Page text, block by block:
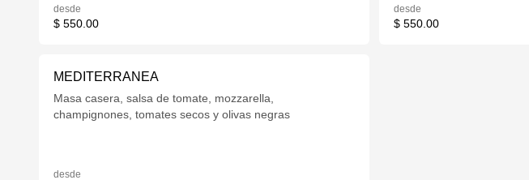
desde
$ 550.00
desde
$ 550.00
MEDITERRANEA
Masa casera, salsa de tomate, mozzarella,
champignones, tomates secos y olivas negras
desde